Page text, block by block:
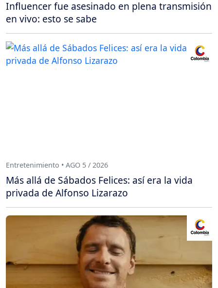
Influencer fue asesinado en plena transmisión
en vivo: esto se sabe
Entretenimiento • AGO 5 / 2026
Más allá de Sábados Felices: así era la vida
privada de Alfonso Lizarazo